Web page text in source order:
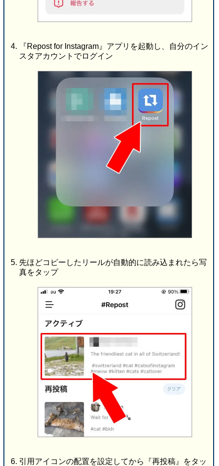
『Repost for Instagram』アプリを起動し、自分のイン
スタアカウントでログイン
先ほどコピーしたリールが自動的に読み込まれたら写
真をタップ
引用アイコンの配置を設定してから『再投稿』をタッ